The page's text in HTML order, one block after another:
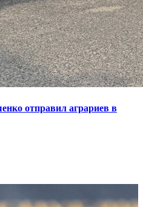
отправил аграриев в